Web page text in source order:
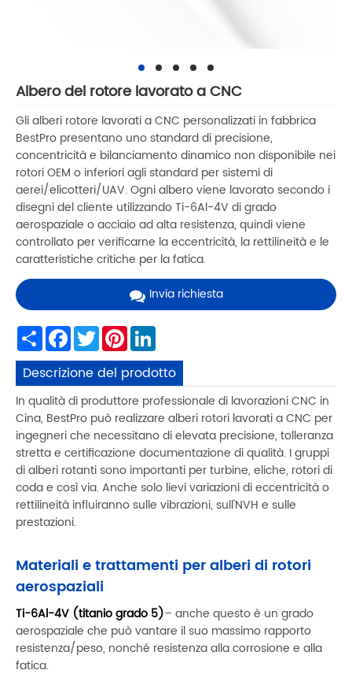
Albero del rotore lavorato a CNC
Gli alberi rotore lavorati a CNC personalizzati in fabbrica
BestPro presentano uno standard di precisione,
concentricità e bilanciamento dinamico non disponibile nei
rotori OEM o inferiori agli standard per sistemi di
aerei/elicotteri/UAV. Ogni albero viene lavorato secondo i
disegni del cliente utilizzando Ti-6Al-4V di grado
aerospaziale o acciaio ad alta resistenza, quindi viene
controllato per verificarne la eccentricità, la rettilineità e le
caratteristiche critiche per la fatica.
Invia richiesta
ShareFacebook
TwitterPinterest
Descrizione del prodotto
In qualità di produttore professionale di lavorazioni CNC in
Cina, BestPro può realizzare alberi rotori lavorati a CNC per
ingegneri che necessitano di elevata precisione, tolleranza
stretta e certificazione documentazione di qualità. I gruppi
di alberi rotanti sono importanti per turbine, eliche, rotori di
coda e così via. Anche solo lievi variazioni di eccentricità o
rettilineità influiranno sulle vibrazioni, sull'NVH e sulle
prestazioni.
Materiali e trattamenti per alberi di rotori
aerospaziali
Ti-6Al-4V (titanio grado 5)– anche questo è un grado
aerospaziale che può vantare il suo massimo rapporto
resistenza/peso, nonché resistenza alla corrosione e alla
fatica.